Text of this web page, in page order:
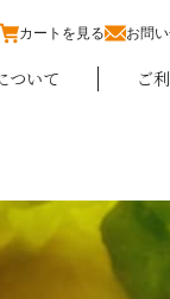
カートを見る お問
ついて ご